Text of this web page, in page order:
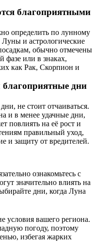
благоприятными
определить по лунному
и астрологические
обычно отмечены
фазе или в знаках,
как Рак, Скорпион и
благоприятные дни
не стоит отчаиваться.
и в менее удачные дни,
повлиять на её рост и
правильный уход,
и защиту от вредителей.
ознакомьтесь с
значительно влиять на
дни, когда Луна
условия вашего региона.
погоду, поэтому
избегая жарких